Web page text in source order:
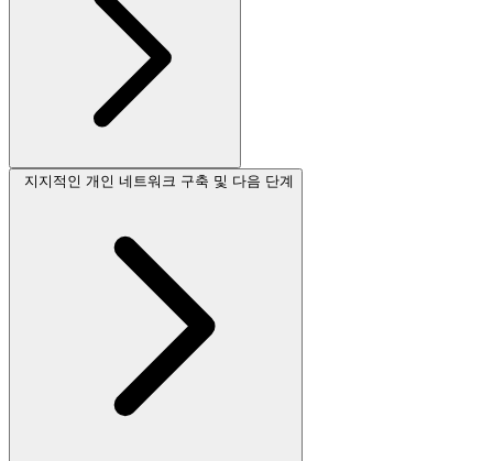
지지적인 개인 네트워크 구축 및 다음 단계